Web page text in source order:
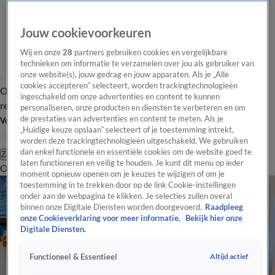
Overzicht Laatste nieuws Regionieuws Het beste van Hart
Tip de
redactie
Volg Hart van Nederland
Zoeken
OverzichtRegioUitzendingenWeerTip de redactiePanelVideo's
Jouw cookievoorkeuren
Wij en onze28 partners gebruiken cookies en vergelijkbare
technieken om informatie te verzamelen over jou als gebruiker van
onze website(s), jouw gedrag en jouw apparaten. Als je „Alle
cookies accepteren” selecteert, worden trackingtechnologieën
ingeschakeld om onze advertenties en content te kunnen
personaliseren, onze producten en diensten te verbeteren en om
de prestaties van advertenties en content te meten. Als je
„Huidige keuze opslaan” selecteert of je toestemming intrekt,
worden deze trackingtechnologieën uitgeschakeld. We gebruiken
dan enkel functionele en essentiële cookies om de website goed te
laten functioneren en veilig te houden. Je kunt dit menu op ieder
moment opnieuw openen om je keuzes te wijzigen of om je
toestemming in te trekken door op de link Cookie-instellingen
onder aan de webpagina te klikken. Je selecties zullen overal
binnen onze Digitale Diensten worden doorgevoerd. Raadpleeg
onze Cookieverklaring voor meer informatie.
Bekijk hier onze
Digitale Diensten.
Functioneel & Essentieel Altijd actief